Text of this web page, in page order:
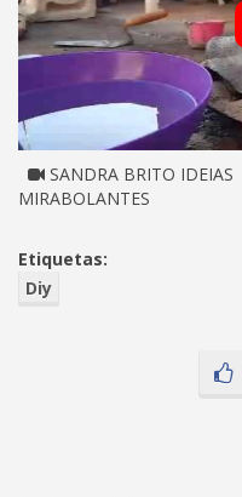
SANDRA BRITO IDEIAS
MIRABOLANTES
Etiquetas:
Diy